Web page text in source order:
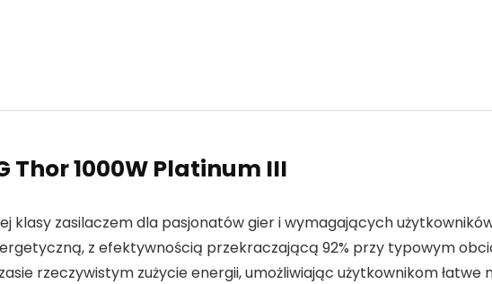
Thor 1000W Platinum III
klasy zasilaczem dla pasjonatów gier i wymagających
z efektywnością przekraczającą 92% przy typowym
rzeczywistym zużycie energii, umożliwiając użytkownikom